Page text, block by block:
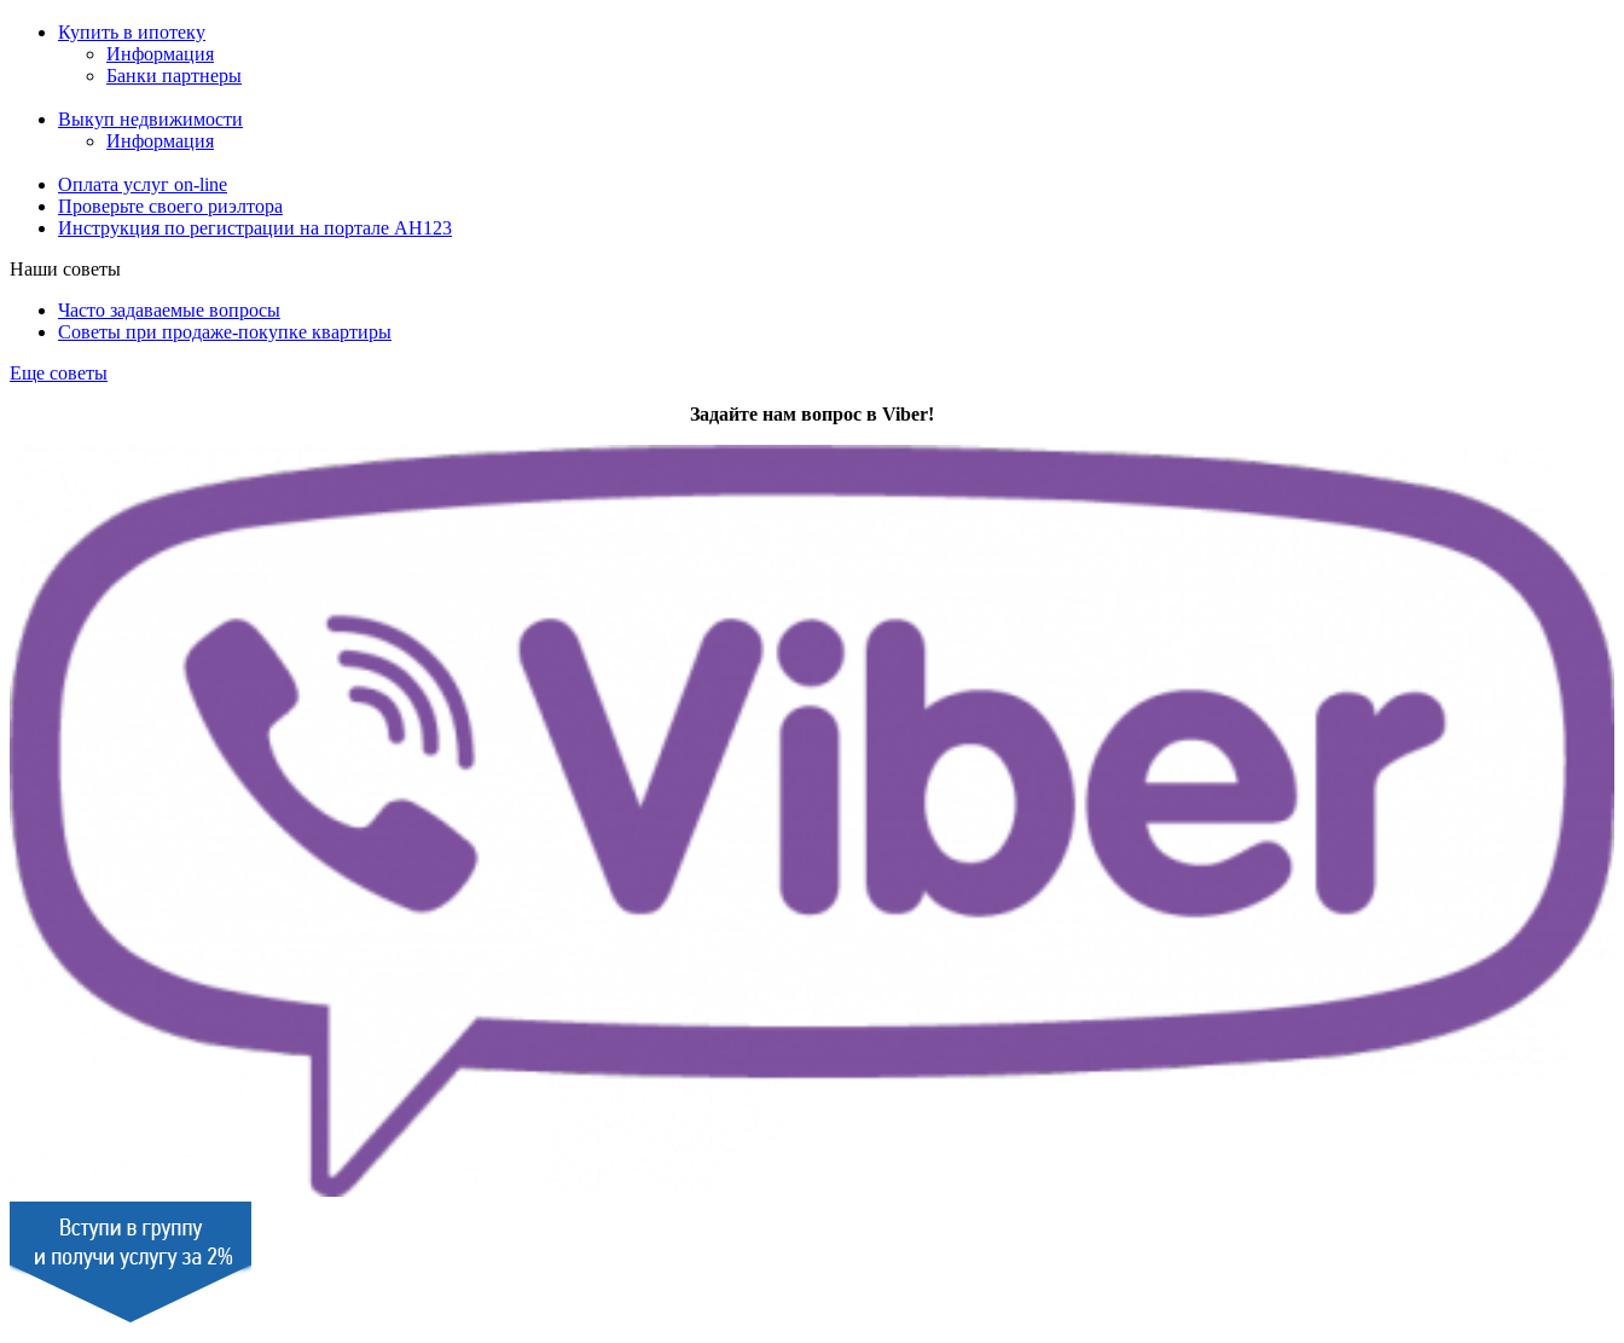
Купить в ипотеку
Информация
Банки партнеры
Выкуп недвижимости
Информация
Оплата услуг on-line
Проверьте своего риэлтора
Инструкция по регистрации на портале АН123
Наши советы
Часто задаваемые вопросы
Советы при продаже-покупке квартиры
Еще советы
Задайте нам вопрос в Viber!